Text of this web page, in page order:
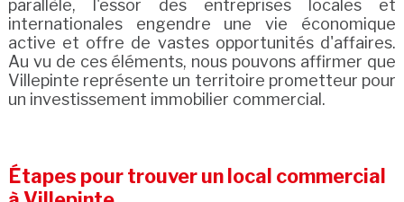
parallèle, l'essor des entreprises locales et
internationales engendre une vie économique
active et offre de vastes opportunités d'affaires.
Au vu de ces éléments, nous pouvons affirmer que
Villepinte représente un territoire prometteur pour
un investissement immobilier commercial.
Étapes pour trouver un local commercial